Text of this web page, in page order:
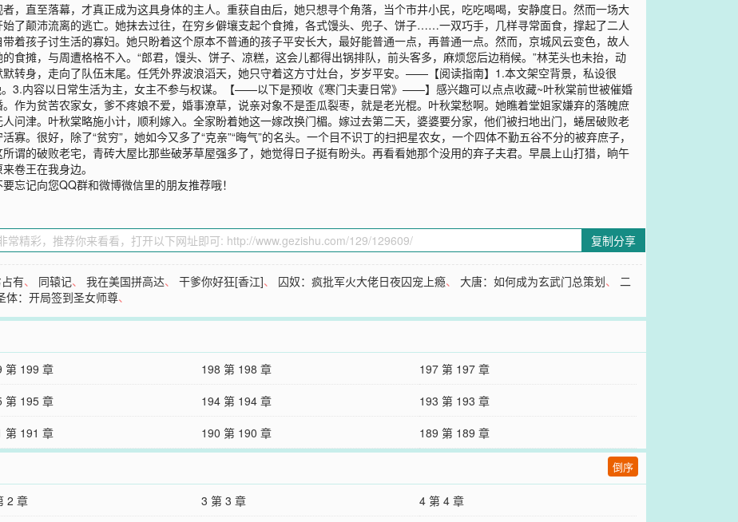
，直至落幕，才真正成为这具身体的主人。重获自由后，她只想寻个角落，当个市井小民，吃吃喝喝，安静度日。然而一场大
了颠沛流离的逃亡。她抹去过往，在穷乡僻壤支起个食摊，各式馒头、兜子、饼子……一双巧手，几样寻常面食，撑起了二人
着孩子讨生活的寡妇。她只盼着这个原本不普通的孩子平安长大，最好能普通一点，再普通一点。然而，京城风云变色，故人
食摊，与周遭格格不入。“郎君，馒头、饼子、凉糕，这会儿都得出锅排队，前头客多，麻烦您后边稍候。”林芜头也未抬，动
转身，走向了队伍末尾。任凭外界波浪滔天，她只守着这方寸灶台，岁岁平安。——【阅读指南】1.本文架空背景，私设很
3.内容以日常生活为主，女主不参与权谋。【——以下是预收《寒门夫妻日常》——】感兴趣可以点点收藏~叶秋棠前世被催婚
作为贫苦农家女，爹不疼娘不爱，婚事潦草，说亲对象不是歪瓜裂枣，就是老光棍。叶秋棠愁啊。她瞧着堂姐家嫌弃的落魄庶
问津。叶秋棠略施小计，顺利嫁入。全家盼着她这一嫁改换门楣。嫁过去第二天，婆婆要分家，他们被扫地出门，蜷居破败老
寡。很好，除了“贫穷”，她如今又多了“克亲”“晦气”的名头。一个目不识丁的扫把星农女，一个四体不勤五谷不分的被弃庶子，
谓的破败老宅，青砖大屋比那些破茅草屋强多了，她觉得日子挺有盼头。再看看她那个没用的弃子夫君。早晨上山打猎，晌午
卷王在我身边。
忘记向您QQ群和微博微信里的朋友推荐哦！
复制分享
有、 同辕记、我在美国拼高达、干爹你好狂[香江]、 囚奴：疯批军火大佬日夜囚宠上瘾、大唐：如何成为玄武门总策划、二
体：开局签到圣女师尊、
第 199 章 198 第 198 章
197 第 197 章
第 195 章 194 第 194 章
193 第 193 章
第 191 章 190 第 190 章 189 第 189 章
倒序
2 章 3 第 3 章
4 第 4 章